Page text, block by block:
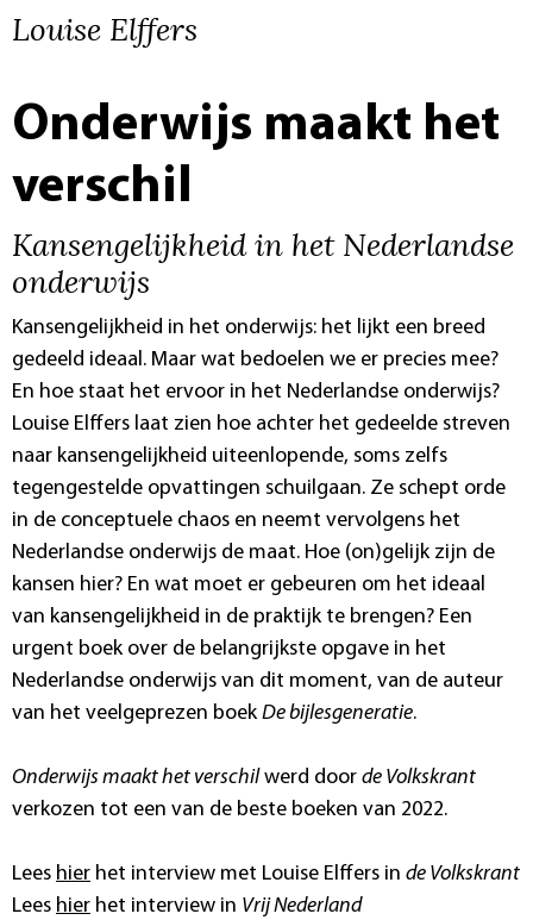
Louise Elffers
Onderwijs maakt het
verschil
Kansengelijkheid in het Nederlandse
onderwijs
Kansengelijkheid in het onderwijs: het lijkt een breed
gedeeld ideaal. Maar wat bedoelen we er precies mee?
En hoe staat het ervoor in het Nederlandse onderwijs?
Louise Elffers laat zien hoe achter het gedeelde streven
naar kansengelijkheid uiteenlopende, soms zelfs
tegengestelde opvattingen schuilgaan. Ze schept orde
in de conceptuele chaos en neemt vervolgens het
Nederlandse onderwijs de maat. Hoe (on)gelijk zijn de
kansen hier? En wat moet er gebeuren om het ideaal
van kansengelijkheid in de praktijk te brengen? Een
urgent boek over de belangrijkste opgave in het
Nederlandse onderwijs van dit moment, van de auteur
van het veelgeprezen boekDe bijlesgeneratie.
Onderwijs maakt het verschilwerd door de Volkskrant
verkozen tot een van de beste boeken van 2022.
Lees hier het interview met Louise Elffers in de Volkskrant
Lees hier het interview in Vrij Nederland